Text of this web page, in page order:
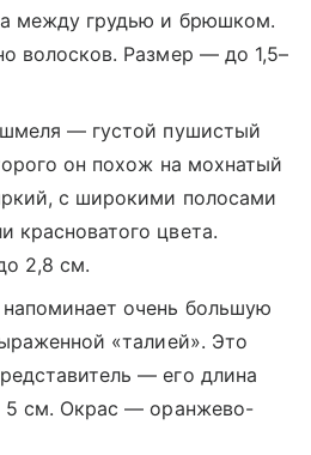
между грудью и брюшком.
волосков. Размер — до 1,5–
шмеля — густой пушистый
он похож на мохнатый
с широкими полосами
красноватого цвета.
2,8 см.
очень большую
«талией». Это
— его длина
5 см. Окрас — оранжево-